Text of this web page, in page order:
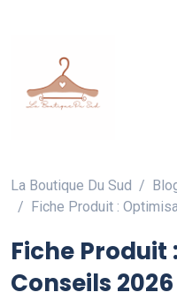
La Boutique Du Sud
Fiche Produit :
Fiche
Conseils 2026